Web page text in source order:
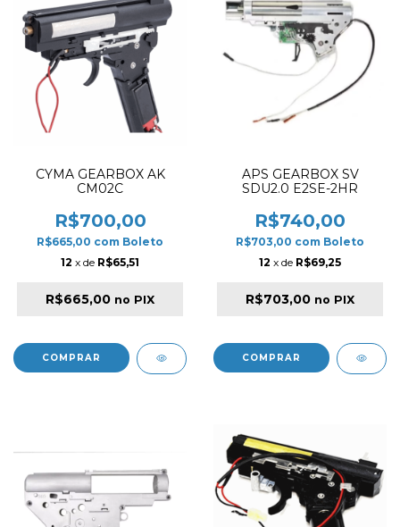
CYMA GEARBOX AK
CM02C
R$700,00
R$665,00 com Boleto
12 x de R$65,51
R$665,00 no PIX
APS GEARBOX SV
SDU2.0 E2SE-2HR
R$740,00
R$703,00 com Boleto
12 x de R$69,25
R$703,00 no PIX